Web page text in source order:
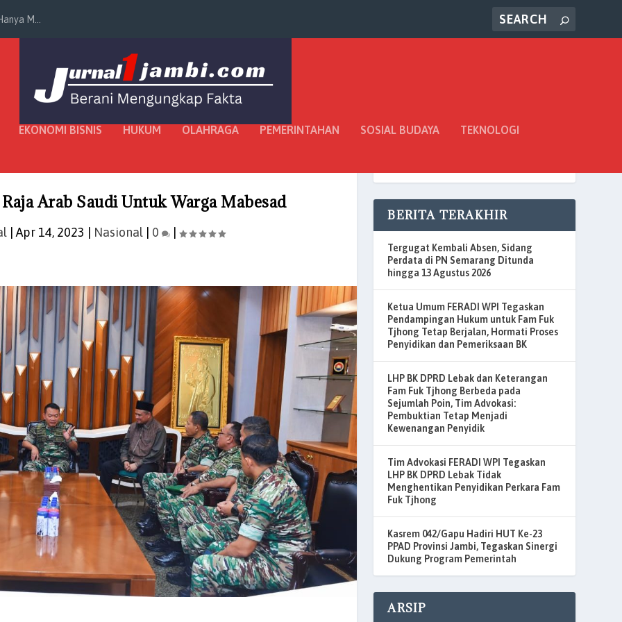
M...
EKONOMI BISNIS HUKUM OLAHRAGA PEMERINTAHAN SOSIAL BUDAYA TEKNOLOGI
Arab Saudi Untuk Warga Mabesad
|Apr 14, 2023 Nasional 0 |
BERITA TERAKHIR
Tergugat Kembali Absen, Sidang
Perdata di PN Semarang Ditunda
hingga 13 Agustus 2026
Ketua Umum FERADI WPI Tegaskan
Pendampingan Hukum untuk Fam Fuk
Tjhong Tetap Berjalan, Hormati Proses
Penyidikan dan Pemeriksaan BK
LHP BK DPRD Lebak dan Keterangan
Fam Fuk Tjhong Berbeda pada
Sejumlah Poin, Tim Advokasi:
Pembuktian Tetap Menjadi
Kewenangan Penyidik
Tim Advokasi FERADI WPI Tegaskan
LHP BK DPRD Lebak Tidak
Menghentikan Penyidikan Perkara Fam
Fuk Tjhong
Kasrem 042/Gapu Hadiri HUT Ke-23
PPAD Provinsi Jambi, Tegaskan Sinergi
Dukung Program Pemerintah
ARSIP